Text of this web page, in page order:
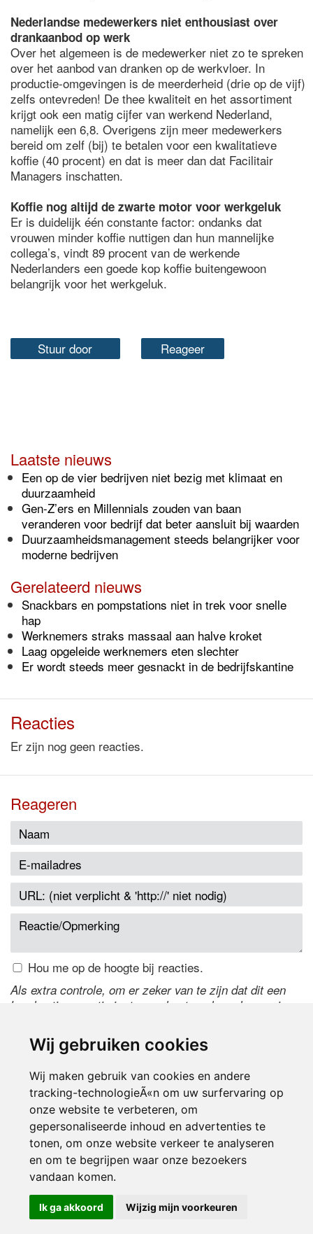
Wij gebruiken cookies
Wij maken gebruik van cookies en andere
tracking-technologieÃ«n om uw surfervaring op
onze website te verbeteren, om
gepersonaliseerde inhoud en advertenties te
tonen, om onze website verkeer te analyseren
en om te begrijpen waar onze bezoekers
vandaan komen.
Ik ga akkoord Wijzig mijn voorkeuren
Nederlandse medewerkers niet enthousiast over
drankaanbod op werk
Over het algemeen is de medewerker niet zo te spreken
over het aanbod van dranken op de werkvloer. In
productie-omgevingen is de meerderheid (drie op de vijf)
zelfs ontevreden! De thee kwaliteit en het assortiment
krijgt ook een matig cijfer van werkend Nederland,
namelijk een 6,8. Overigens zijn meer medewerkers
bereid om zelf (bij) te betalen voor een kwalitatieve
koffie (40 procent) en dat is meer dan dat Facilitair
Managers inschatten.
Koffie nog altijd de zwarte motor voor werkgeluk
Er is duidelijk één constante factor: ondanks dat
vrouwen minder koffie nuttigen dan hun mannelijke
collega’s, vindt 89 procent van de werkende
Nederlanders een goede kop koffie buitengewoon
belangrijk voor het werkgeluk.
Stuur door Reageer
Laatste nieuws
Een op de vier bedrijven niet bezig met klimaat en
duurzaamheid
Gen-Z’ers en Millennials zouden van baan
veranderen voor bedrijf dat beter aansluit bij waarden
Duurzaamheidsmanagement steeds belangrijker voor
moderne bedrijven
Gerelateerd nieuws
Snackbars en pompstations niet in trek voor snelle
hap
Werknemers straks massaal aan halve kroket
Laag opgeleide werknemers eten slechter
Er wordt steeds meer gesnackt in de bedrijfskantine
Reacties
Er zijn nog geen reacties.
Reageren
Hou me op de hoogte bij reacties.
Als extra controle, om er zeker van te zijn dat dit een
handmatige reactie is, typ onderstaande code over in
de code te wijzigen.
© 2000-2026 UFE Media:Managersonline.nl|Brisk magazine
Partners:Autowereld.com